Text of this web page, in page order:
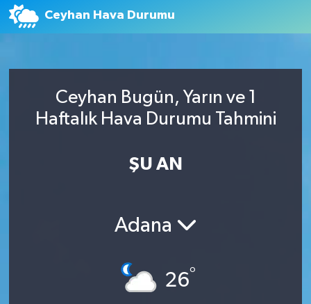
Ceyhan Hava Durumu
Ceyhan Bugün, Yarın ve 1
Haftalık Hava Durumu Tahmini
ŞU AN
Adana
26°
Asayiş Yaşam
Eğitim